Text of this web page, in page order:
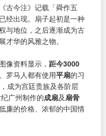
古今注》记载「舜作五
已经出现。扇子起初是一种
与地位，之后逐渐成为古
才华的风雅之物。
像资料显示， 距今3000
罗马人都有使用平扇的习
成为宫廷贵族及各阶层
广州制作的成扇及扇骨
廉的价格、浓郁的中国情